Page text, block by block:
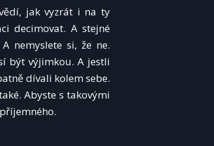
jak vyzrát i na ty
decimovat. A stejné
nemyslete si, že ne.
být výjimkou. A jestli
dívali kolem sebe.
Abyste s takovými